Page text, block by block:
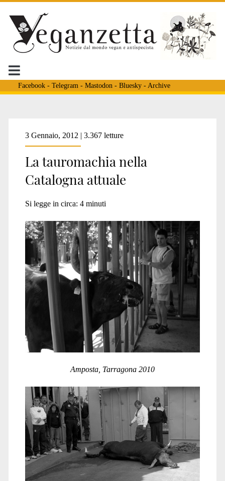
Facebook- Telegram - Mastodon - Bluesky- Archive
Tag:
<span>Maria
Paz
Garcia</span>
3 Gennaio, 2012 | 3.367 letture
La tauromachia nella
Catalogna attuale
Si legge in circa: 4 minuti
Amposta, Tarragona 2010